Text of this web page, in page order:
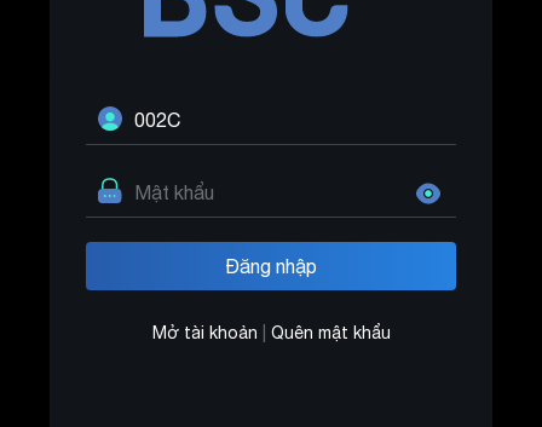
Mở tài khoản Quên mật khẩu